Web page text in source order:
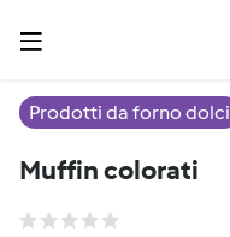
Prodotti da forno dolci
Muffin colorati